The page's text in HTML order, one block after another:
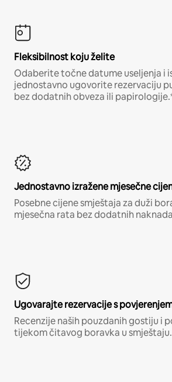
Fleksibilnost koju želite
Odaberite točne datume useljenja i
jednostavno ugovorite rezervaciju
bez dodatnih obveza ili
Jednostavno izražene mjesečne
Posebne cijene smještaja za duži
mjesečna rata bez dodatnih
Ugovarajte rezervacije s
Recenzije naših pouzdanih gostiju i
tijekom čitavog boravka u smještaju.